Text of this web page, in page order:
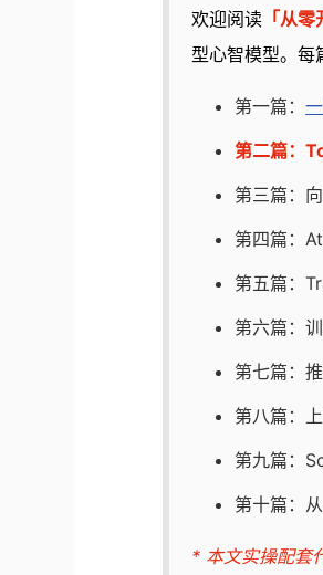
欢迎阅读 「从
型心智模型。每
第一篇：
第二篇：
第三篇：
第四篇：
第五篇：
第六篇：
第七篇：
第八篇：
第九篇：
第十篇：
* 本文实操配套